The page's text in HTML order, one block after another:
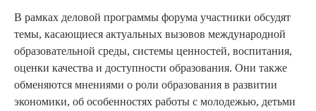
В рамках деловой программы форума участники обсудят
темы, касающиеся актуальных вызовов международной
образовательной среды, системы ценностей, воспитания,
оценки качества и доступности образования. Они также
обменяются мнениями о роли образования в развитии
экономики, об особенностях работы с молодежью, детьми